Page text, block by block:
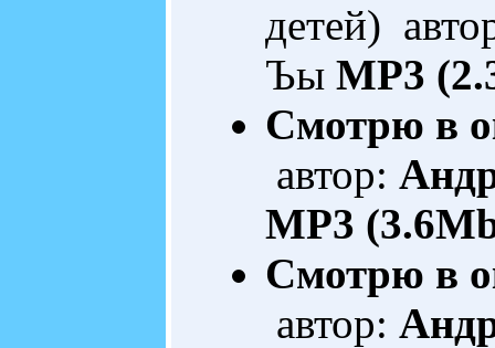
детей)
Ъы MP3
Смотрю в
автор:
MP3
Смотрю в
автор: